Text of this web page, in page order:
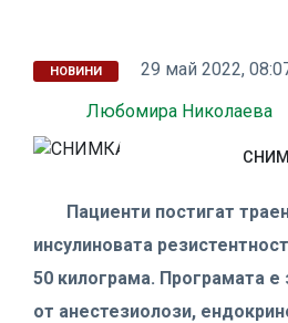
НОВИНИ
29 май 2022,
Любомира Николаева
Пациенти постигат
инсулиновата
50 килограма. Програмата е
от анестезиолози,